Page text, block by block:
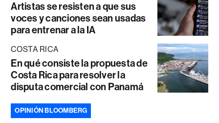
Artistas se resisten a que sus
voces y canciones sean usadas
para entrenar a la IA
COSTA RICA
En qué consiste la propuesta de
Costa Rica para resolver la
disputa comercial con Panamá
OPINIÓN BLOOMBERG